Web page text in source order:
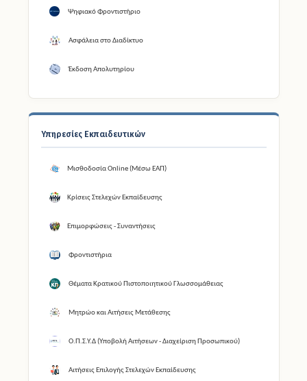
Ψηφιακό Φροντιστήριο
Ασφάλεια στο Διαδίκτυο
Έκδοση Απολυτηρίου
Υπηρεσίες Εκπαιδευτικών
Μισθοδοσία Online (Μέσω ΕΑΠ)
Κρίσεις Στελεχών Εκπαίδευσης
Επιμορφώσεις - Συναντήσεις
Φροντιστήρια
Θέματα Κρατικού Πιστοποιητικού Γλωσσομάθειας
Μητρώο και Αιτήσεις Μετάθεσης
Ο.Π.Σ.Υ.Δ (Υποβολή Αιτήσεων - Διαχείριση Προσωπικού)
Αιτήσεις Επιλογής Στελεχών Εκπαίδευσης